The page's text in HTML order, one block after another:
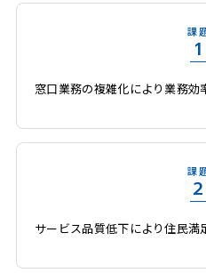
課
1
窓口業務の複雑化により業務効
課
2
サービス品質低下により住民満